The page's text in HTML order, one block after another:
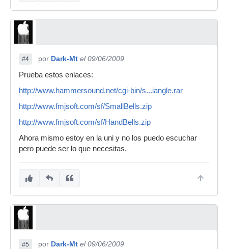
#4 por Dark-Mt el 09/06/2009
Prueba estos enlaces:
http://www.hammersound.net/cgi-bin/s...iangle.rar
http://www.fmjsoft.com/sf/SmallBells.zip
http://www.fmjsoft.com/sf/HandBells.zip
Ahora mismo estoy en la uni y no los puedo escuchar
pero puede ser lo que necesitas.
#5 por Dark-Mt el 09/06/2009